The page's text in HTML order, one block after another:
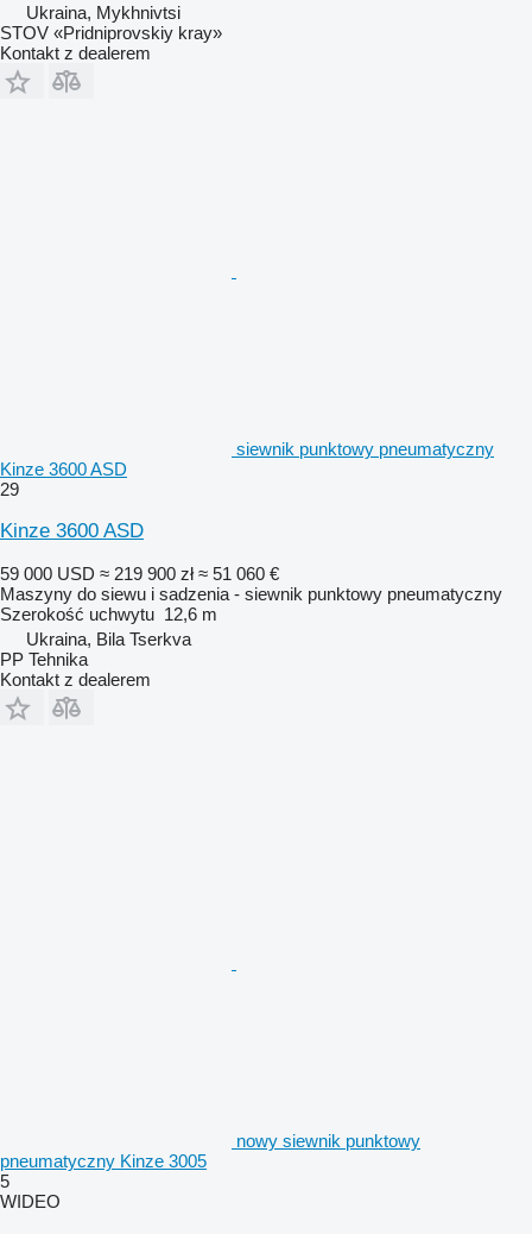
Ukraina, Mykhnivtsi
STOV «Pridniprovskiy kray»
Kontakt z dealerem
siewnik punktowy pneumatyczny
Kinze 3600 ASD
29
Kinze 3600 ASD
59 000 USD ≈ 219 900 zł ≈ 51 060 €
Maszyny do siewu i sadzenia - siewnik punktowy pneumatyczny
Szerokość uchwytu 12,6 m
Ukraina, Bila Tserkva
PP Tehnika
Kontakt z dealerem
nowy siewnik punktowy
pneumatyczny Kinze 3005
5
WIDEO